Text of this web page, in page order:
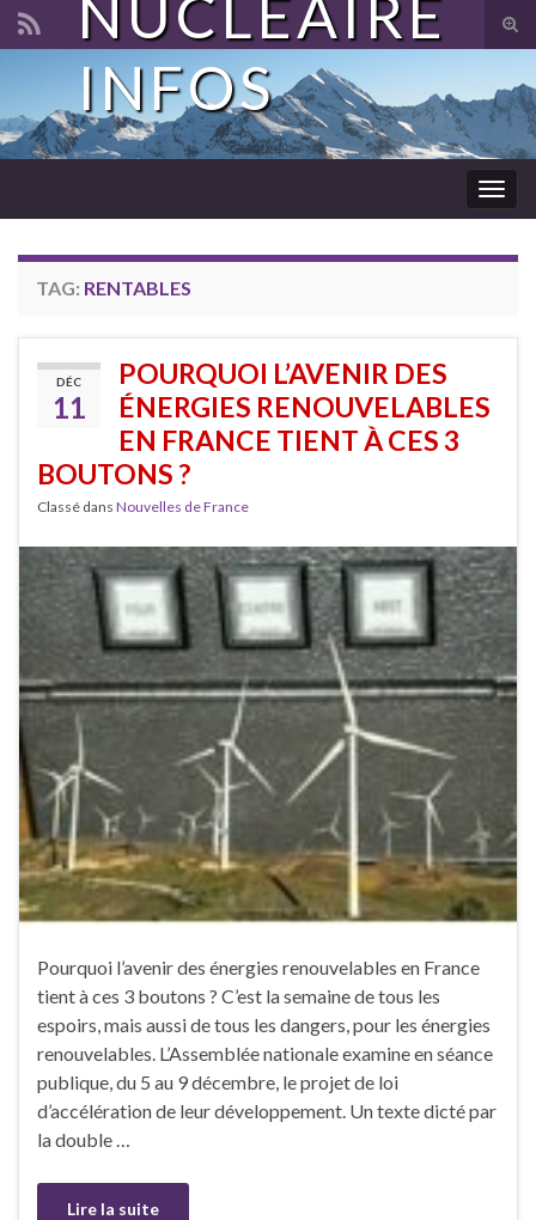
Search for:
NUCLÉAIRE
INFOS
TAG: RENTABLES
DÉC
11
POURQUOI L’AVENIR DES
ÉNERGIES RENOUVELABLES
EN FRANCE TIENT À CES 3
BOUTONS ?
Classé dans Nouvelles de France
Pourquoi l’avenir des énergies renouvelables en France
tient à ces 3 boutons ? C’est la semaine de tous les
espoirs, mais aussi de tous les dangers, pour les énergies
renouvelables. L’Assemblée nationale examine en séance
publique, du 5 au 9 décembre, le projet de loi
d’accélération de leur développement. Un texte dicté par
la double …
Lire la suite